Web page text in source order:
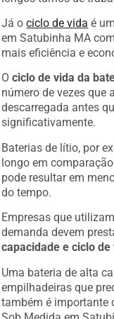
Já o ciclo de vida é
em Satubinha MA
mais eficiência e
O ciclo de vida da
número de vezes que
descarregada antes
significativamente.
Baterias de lítio, por
longo em
pode resultar em
do tempo.
Empresas que
demanda devem
capacidade e ciclo de
Uma bateria de alta
empilhadeiras que
também é importante
Sob Medida em